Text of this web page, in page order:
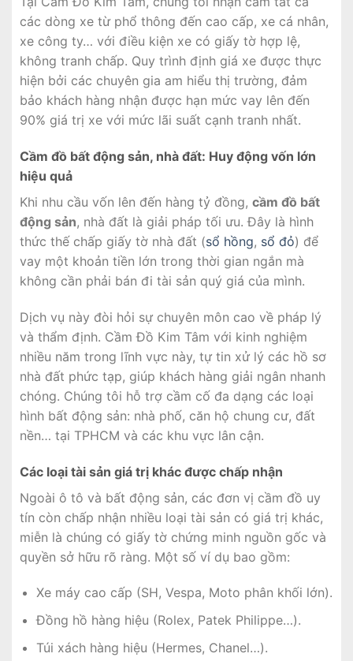
các dòng xe từ phổ thông đến cao cấp, xe cá nhân,
xe công ty… với điều kiện xe có giấy tờ hợp lệ,
không tranh chấp. Quy trình định giá xe được thực
hiện bởi các chuyên gia am hiểu thị trường, đảm
bảo khách hàng nhận được hạn mức vay lên đến
90% giá trị xe với mức lãi suất cạnh tranh nhất.
Cầm đồ bất động sản, nhà đất: Huy động vốn lớn
hiệu quả
Khi nhu cầu vốn lên đến hàng tỷ đồng, cầm đồ bất
động sản, nhà đất là giải pháp tối ưu. Đây là hình
thức thế chấp giấy tờ nhà đất (sổ hồng, sổ đỏ) để
vay một khoản tiền lớn trong thời gian ngắn mà
không cần phải bán đi tài sản quý giá của mình.
Dịch vụ này đòi hỏi sự chuyên môn cao về pháp lý
và thẩm định. Cầm Đồ Kim Tâm với kinh nghiệm
nhiều năm trong lĩnh vực này, tự tin xử lý các hồ sơ
nhà đất phức tạp, giúp khách hàng giải ngân nhanh
chóng. Chúng tôi hỗ trợ cầm cố đa dạng các loại
hình bất động sản: nhà phố, căn hộ chung cư, đất
nền… tại TPHCM và các khu vực lân cận.
Các loại tài sản giá trị khác được chấp nhận
Ngoài ô tô và bất động sản, các đơn vị cầm đồ uy
tín còn chấp nhận nhiều loại tài sản có giá trị khác,
miễn là chúng có giấy tờ chứng minh nguồn gốc và
quyền sở hữu rõ ràng. Một số ví dụ bao gồm:
Xe máy cao cấp (SH, Vespa, Moto phân khối lớn).
Đồng hồ hàng hiệu (Rolex, Patek Philippe…).
Túi xách hàng hiệu (Hermes, Chanel…).